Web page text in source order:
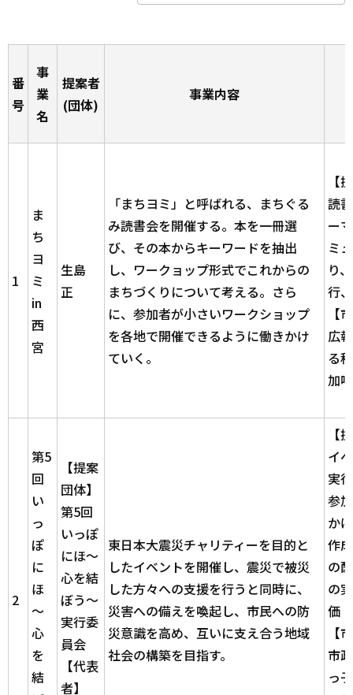
番
号
事
業
名
提案者
(団体)
事業内容
1
ま
ち
ヨ
ミ
in
西
宮
生島
正
「まちヨミ」と呼ばれる、まちぐる
み読書会を開催する。本を一冊選
び、その本からキーワードを抽出
し、ワークョップ形式でこれからの
まちづくりについて考える。さら
に、参加者が小さいワークショップ
を各地で開催できるように働きかけ
ていく。
【
読
ー
ミ
り
行
【
広
る
加
2
第5
回
い
っ
ぽ
に
ほ
～
心
を
結
【提案
団体】
第5回
いっぽ
にほ～
心を結
ぼう～
実行委
員会
【代表
者】
東日本大震災チャリティーを目的と
したイベントを開催し、震災で被災
した方々への支援を行うと同時に、
災害への備えを喚起し、市民への防
災意識を高め、互いに支え合う地域
社会の構築を目指す。
【
イ
実
参
か
作
の
の
価
【
市
っ